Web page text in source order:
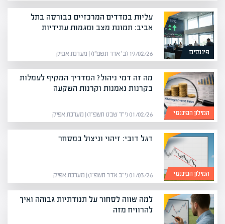
פיננסים
עליות במדדים המרכזיים בבורסה בתל
אביב: תמונת מצב ומגמות עתידיות
19/02/26 (ב׳ אדר תשפ״ו) | מערכת אפיק
המילון הפיננסי
מה זה דמי ניהול? המדריך המקיף לעמלות
בקרנות נאמנות וקרנות השקעה
01/02/26 (י״ד שבט תשפ״ו) | מערכת אפיק
המילון הפיננסי
דגל דובי: זיהוי וניצול במסחר
01/03/26 (י״ב אדר תשפ״ו) | מערכת אפיק
למה שווה לסחור על תנודתיות גבוהה ואיך
להרוויח מזה